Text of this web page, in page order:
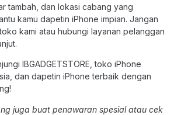
tambah, dan lokasi cabang yang
kamu dapetin iPhone impian. Jangan
kami atau hubungi layanan pelanggan
IBGADGETSTORE, toko iPhone
dan dapetin iPhone terbaik dengan
juga buat penawaran spesial atau cek